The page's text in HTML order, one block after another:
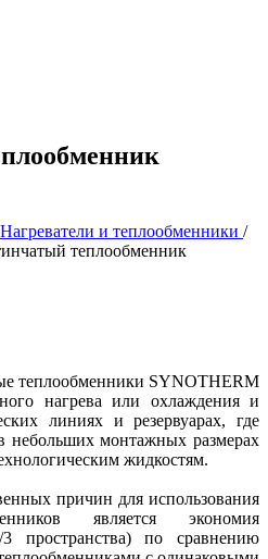
Нагреватели и теплообменники /
теплообменник
теплообменники SYNOTHERM
нагрева или охлаждения и
линиях и резервуарах, где
небольших монтажных размерах
жидкостям.
причин для использования
является экономия
3 пространства) по сравнению